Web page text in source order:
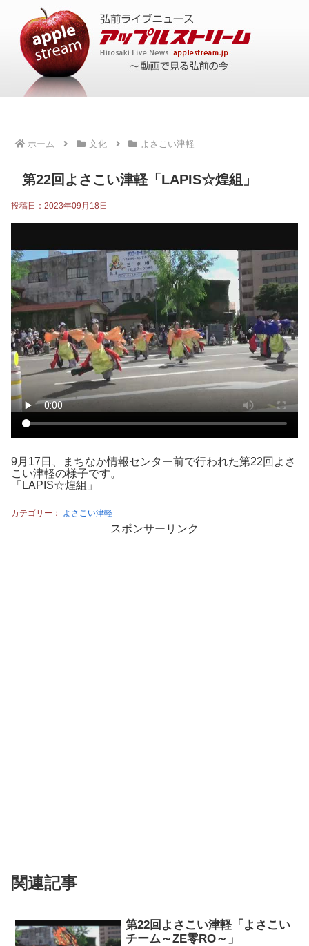
ホーム 文化 よさこい津軽
第22回よさこい津軽「LAPIS☆煌組」
投稿日：2023年09月18日
9月17日、まちなか情報センター前で行われた第22回よさ
こい津軽の様子です。
「LAPIS☆煌組」
カテゴリー： よさこい津軽
スポンサーリンク
関連記事
第22回よさこい津軽「よさこい
チーム～ZE零RO～」